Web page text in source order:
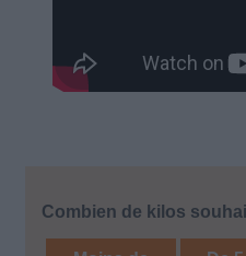
Combien de kilos